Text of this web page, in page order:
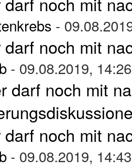
-
darf noch mit
- 09.08.2019, 14:26
darf noch mit
darf noch mit
- 09.08.2019, 14:43